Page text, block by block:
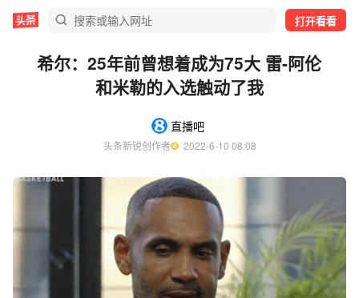
打开看看
希尔：25年前曾想着成为75大 雷-阿伦
和米勒的入选触动了我
直播吧
头条新锐创作者
  2022-6-10 08:08